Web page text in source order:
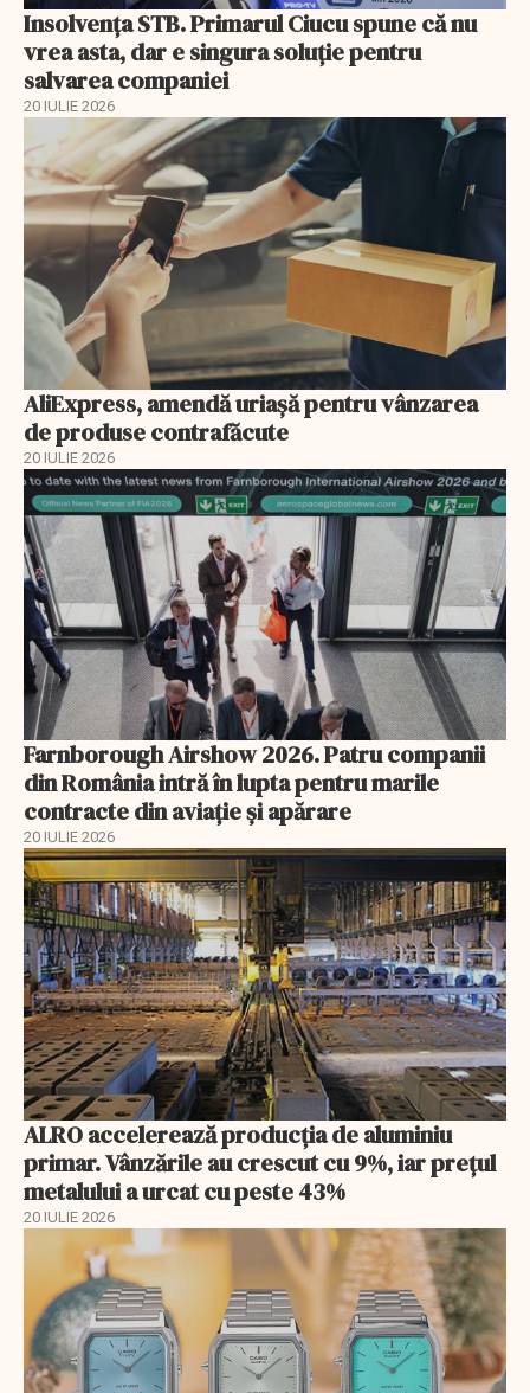
Insolvenţa STB. Primarul Ciucu spune că nu
vrea asta, dar e singura soluţie pentru
salvarea companiei
20 IULIE 2026
AliExpress, amendă uriaşă pentru vânzarea
de produse contrafăcute
20 IULIE 2026
Farnborough Airshow 2026. Patru companii
din România intră în lupta pentru marile
contracte din aviație și apărare
20 IULIE 2026
ALRO accelerează producția de aluminiu
primar. Vânzările au crescut cu 9%, iar prețul
metalului a urcat cu peste 43%
20 IULIE 2026